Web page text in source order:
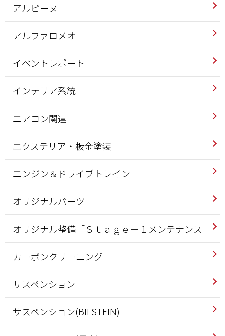
アルピーヌ
アルファロメオ
イベントレポート
インテリア系統
エアコン関連
エクステリア・板金塗装
エンジン＆ドライブトレイン
オリジナルパーツ
オリジナル整備「Ｓｔａｇｅ－１メンテナンス」
カーボンクリーニング
サスペンション
サスペンション(BILSTEIN)